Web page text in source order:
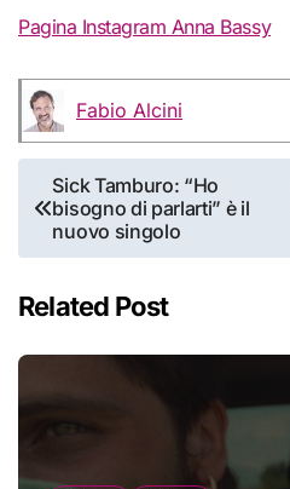
Pagina Instagram Anna Bassy
Fabio Alcini
Navigazione
articoli
Sick Tamburo: “Ho
bisogno di parlarti” è il
nuovo singolo
Related Post